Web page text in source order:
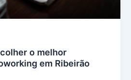
o melhor
em Ribeirão